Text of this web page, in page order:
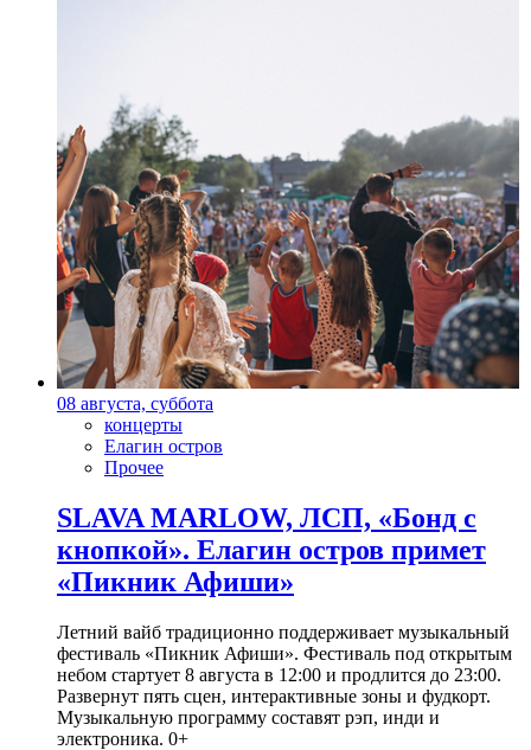
08 августа, суббота
концерты
Елагин остров
Прочее
SLAVA MARLOW, ЛСП, «Бонд с
кнопкой». Елагин остров примет
«Пикник Афиши»
Летний вайб традиционно поддерживает музыкальный
фестиваль «Пикник Афиши». Фестиваль под открытым
небом стартует 8 августа в 12:00 и продлится до 23:00.
Развернут пять сцен, интерактивные зоны и фудкорт.
Музыкальную программу составят рэп, инди и
электроника. 0+